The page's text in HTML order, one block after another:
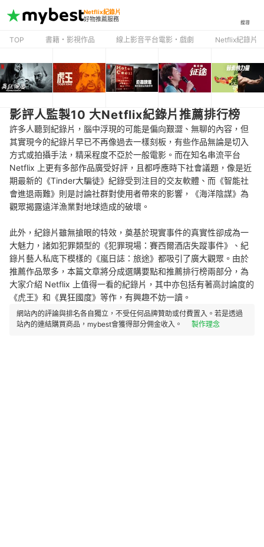
Netflix紀錄片
好物推薦服務
搜尋
TOP 書籍・影視作品 線上影音平台電影・戲劇 Netflix紀錄片
影評人監製10 大Netflix紀錄片推薦排行榜
許多人聽到紀錄片，腦中浮現的可能是偏向艱澀、無聊的內容，但
其實現今的紀錄片早已不再像過去一樣刻板，有些作品無論是切入
方式或拍攝手法，精采程度不亞於一般電影。而在知名串流平台
Netflix 上更有多部作品廣受好評，且都呼應時下社會議題，像是近
期最新的《Tinder大騙徒》紀錄受到注目的交友軟體、而《智能社
會進退兩難》則是討論社群對使用者帶來的影響，《海洋陰謀》為
觀眾揭露遠洋漁業對地球造成的破壞。
此外，紀錄片雖無搶眼的特效，奠基於現實事件的真實性卻成為一
大魅力，諸如犯罪類型的《犯罪現場：賽西爾酒店失蹤事件》、紀
錄片藝人私底下模樣的《嵐日誌：旅途》都吸引了廣大觀眾。由於
推薦作品眾多，本篇文章將分成選購要點和推薦排行榜兩部分，為
大家介紹 Netflix 上值得一看的紀錄片，其中亦包括有著高討論度的
《虎王》和《異狂國度》等作，有興趣不妨一讀。
網站內的評論與排名各自獨立，不受任何品牌贊助或付費置入。若是透過
站內的連結購買商品，mybest會獲得部分佣金收入。
製作理念